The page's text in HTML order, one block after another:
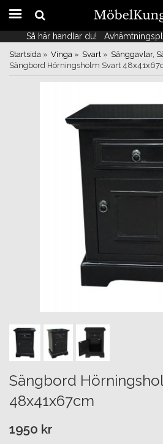
Så här handlar du!
Så här handlar du!
Startsida » Vinga » Svart » Sänggavlar,
Sängbord Hörningsholm Svart
Sängbord
48x41x67cm
1950 kr